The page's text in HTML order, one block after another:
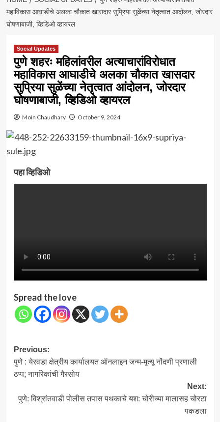
महाविकास आघाडीचे अलका चौकात खासदार सुप्रिया सुळेंच्या नेतृत्वात आंदोलन, जोरदार
घोषणाबाजी, व्हिडिओ व्हायरल
Social Updates
पुणे शहरः महिलांवरील अत्याचारांविरोधात
महाविकास आघाडीचे अलका चौकात खासदार
सुप्रिया सुळेंच्या नेतृत्वात आंदोलन, जोरदार
घोषणाबाजी, व्हिडिओ व्हायरल
Moin Chaudhary October 9, 2024
पहा व्हिडिओ
Spread the love
Post
navigation
Previous:
पुणे : येरवडा क्षेत्रीय कार्यालयत ऑनलाइन जन्म-मृत्यू नोंदणी प्रणाली
ठप्प; नागरिकांची गैरसोय
Next:
पुणे: विश्रांतवाडी पोलीस तपास पथकाचे यश: चोरीच्या मालासह चोरटा
पकडला